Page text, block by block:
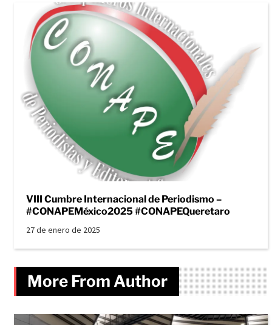
VIII Cumbre Internacional de Periodismo –
#CONAPEMéxico2025 #CONAPEQueretaro
27 de enero de 2025
More From Author